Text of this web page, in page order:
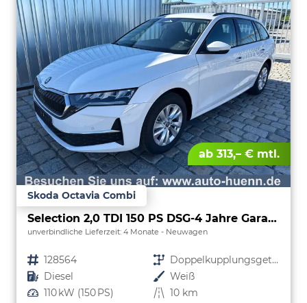
ab 313,– € mtl.
Skoda Octavia Combi
Selection 2,0 TDI 150 PS DSG-4 Jahre Garantie-Anhängerkupplung schwenkbar-PDC vorne und hinten-Sitzheizung-Smart Link
unverbindliche Lieferzeit: 4 Monate Neuwagen
Fahrzeugnr. 128564 Getriebe
Doppelkupplungsgetriebe (DSG)
Kraftstoff Diesel Außenfarbe Weiß
Leistung 110 kW (150 PS) Kilometerstand 10 km